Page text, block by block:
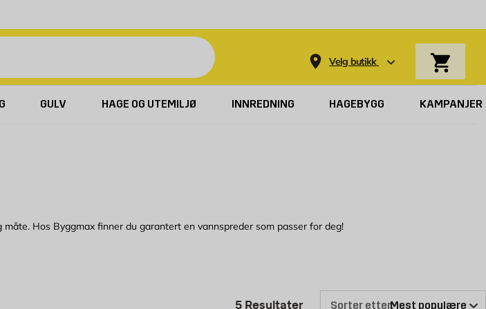
Velg butikk
GULV HAGE OG UTEMILJØ INNREDNING HAGEBYGG KAMPANJER
Hos Byggmax finner du garantert en vannspreder som passer for deg!
som passer både små og store hager. På flere av våre vannspredere kan du også justere
5 ResultaterProduktlisten er oppdatert: 5
Sorter etter: